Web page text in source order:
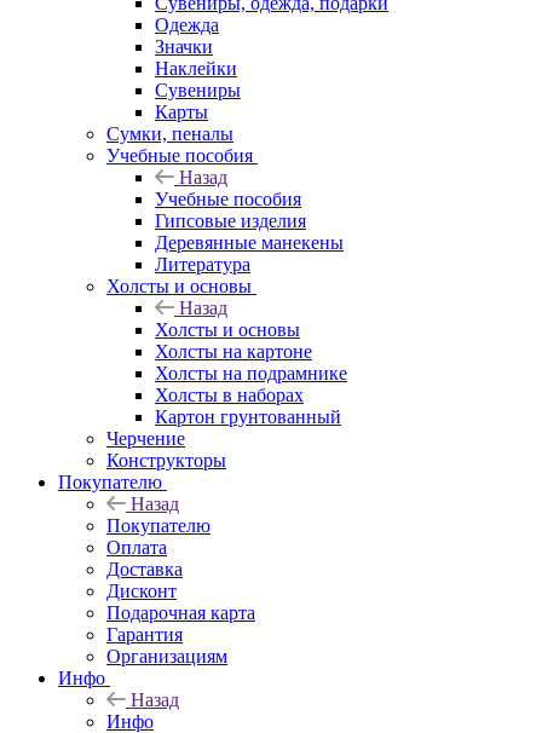
Одежда
Значки
Наклейки
Сувениры
Карты
Сумки, пеналы
Учебные пособия
Назад
Учебные пособия
Гипсовые изделия
Деревянные манекены
Литература
Холсты и основы
Назад
Холсты и основы
Холсты на картоне
Холсты на подрамнике
Холсты в наборах
Картон грунтованный
Черчение
Конструкторы
Покупателю
Назад
Покупателю
Оплата
Доставка
Дисконт
Подарочная карта
Гарантия
Организациям
Инфо
Назад
Инфо